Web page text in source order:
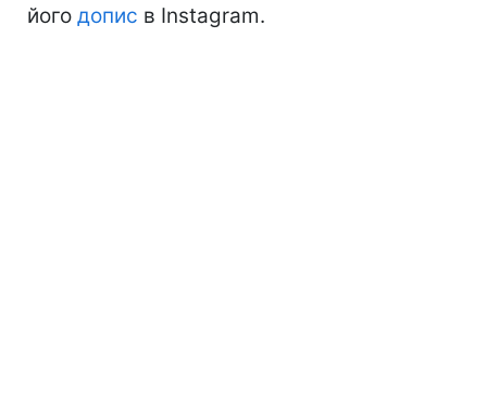
його допис в Instagram.